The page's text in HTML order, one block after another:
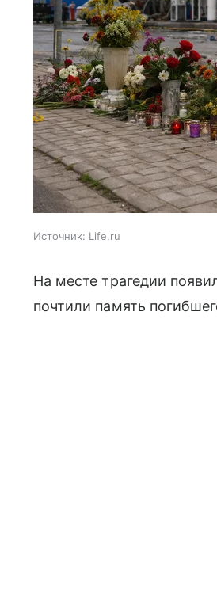
Источник: Life.ru
На месте трагедии
почтили память